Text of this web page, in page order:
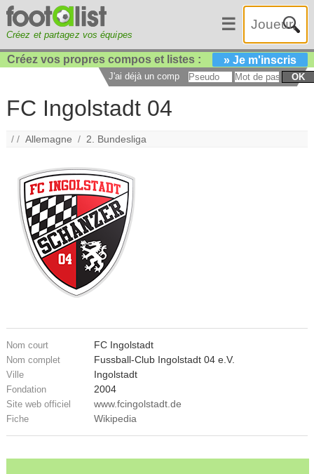
Créez et partagez vos équipes
☰
Créez vos propres compos et listes : » Je m'inscris
J'ai déjà un compte : OK
FC Ingolstadt 04
/ /Allemagne / 2. Bundesliga
Nom court FC Ingolstadt
Nom complet Fussball-Club Ingolstadt 04 e.V.
Ville Ingolstadt
Fondation 2004
Site web officiel www.fcingolstadt.de
Fiche Wikipedia